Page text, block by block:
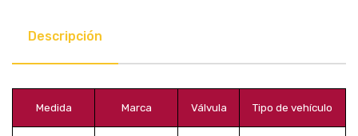
Descripción
Medida Marca Válvula Tipo de vehículo